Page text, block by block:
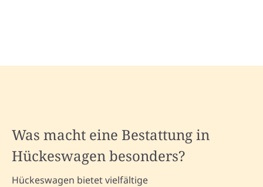
Was macht eine Bestattung in
Hückeswagen besonders?
Hückeswagen bietet vielfältige